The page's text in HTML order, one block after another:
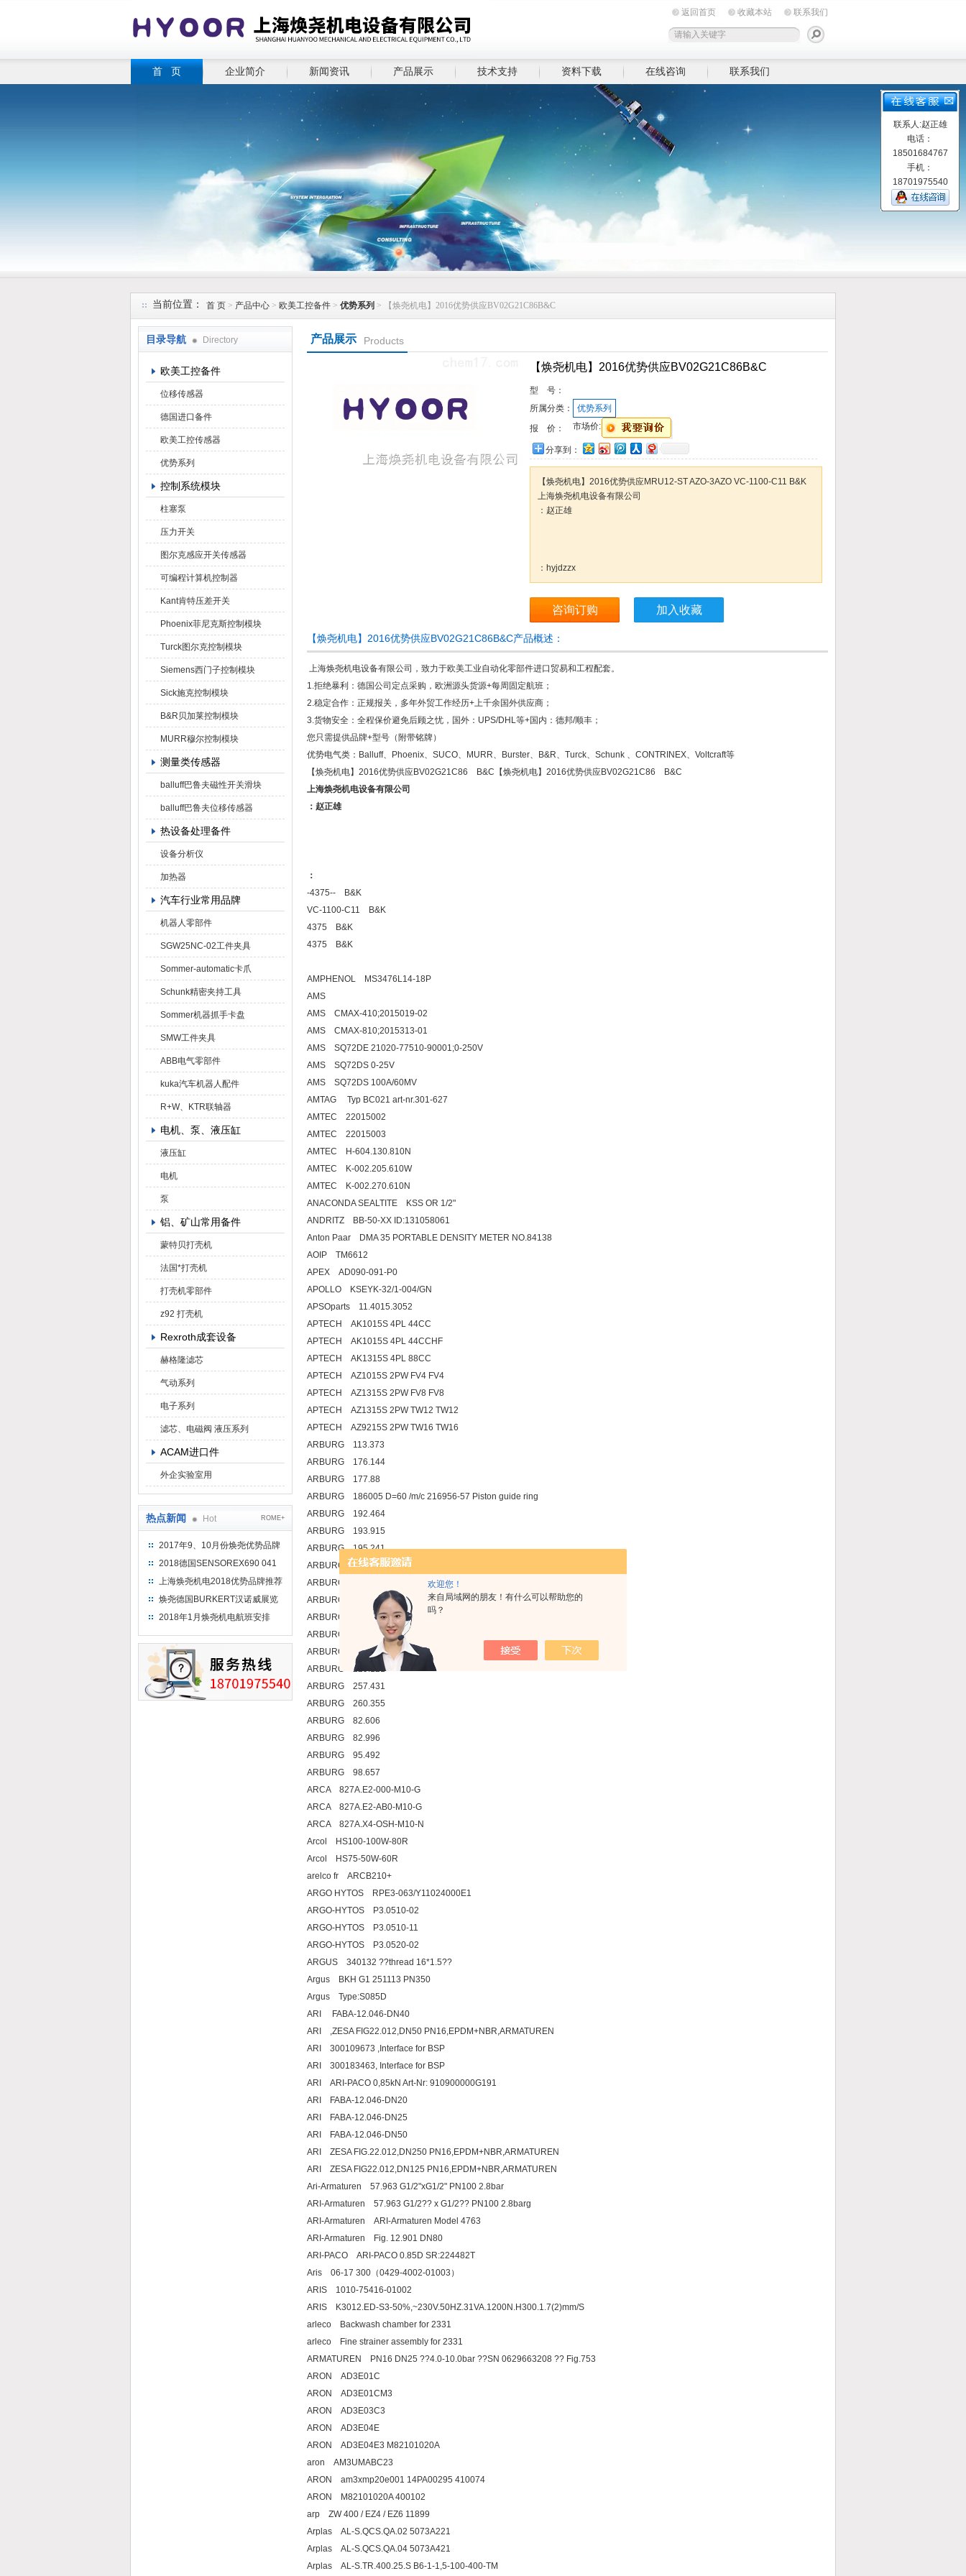
欢迎您！
来自局域网的朋友！有什么可以帮助您的
吗？
返回首页 收藏本站 联系我们
首 页 企业简介 新闻资讯 产品展示 技术支持 资料下载 在线咨询 联系我们
当前位置： 首 页 > 产品中心 > 欧美工控备件 > 优势系列 > 【焕尧机电】2016优势供应BV02G21C86B&C
目录导航 Directory
欧美工控备件
位移传感器
德国进口备件
欧美工控传感器
优势系列
控制系统模块
柱塞泵
压力开关
图尔克感应开关传感器
可编程计算机控制器
Kant肯特压差开关
Phoenix菲尼克斯控制模块
Turck图尔克控制模块
Siemens西门子控制模块
Sick施克控制模块
B&R贝加莱控制模块
MURR穆尔控制模块
测量类传感器
balluff巴鲁夫磁性开关滑块
balluff巴鲁夫位移传感器
热设备处理备件
设备分析仪
加热器
汽车行业常用品牌
机器人零部件
SGW25NC-02工件夹具
Sommer-automatic卡爪
Schunk精密夹持工具
Sommer机器抓手卡盘
SMW工件夹具
ABB电气零部件
kuka汽车机器人配件
R+W、KTR联轴器
电机、泵、液压缸
液压缸
电机
泵
铝、矿山常用备件
蒙特贝打壳机
法国*打壳机
打壳机零部件
z92 打壳机
Rexroth成套设备
赫格隆滤芯
气动系列
电子系列
滤芯、电磁阀 液压系列
ACAM进口件
外企实验室用
热点新闻 Hot ROME+
2017年9、10月份焕尧优势品牌
推荐
2018德国SENSOREX690 041
415 D
上海焕尧机电2018优势品牌推荐
焕尧德国BURKERT汉诺威展览
（2018）
2018年1月焕尧机电航班安排
产品展示 Products
【焕尧机电】2016优势供应BV02G21C86B&C
型 号：
所属分类：
优势系列
报 价：
市场价:
分享到：
【焕尧机电】2016优势供应MRU12-ST AZO-3AZO VC-1100-C11 B&K
上海焕尧机电设备有限公司
：赵正雄
：hyjdzzx
咨询订购 加入收藏
【焕尧机电】2016优势供应BV02G21C86B&C产品概述：
上海焕尧机电设备有限公司，致力于欧美工业自动化零部件进口贸易和工程配套。
1.拒绝暴利：德国公司定点采购，欧洲源头货源+每周固定航班；
2.稳定合作：正规报关，多年外贸工作经历+上千余国外供应商；
3.货物安全：全程保价避免后顾之忧，国外：UPS/DHL等+国内：德邦/顺丰；
您只需提供品牌+型号（附带铭牌）
优势电气类：Balluff、Phoenix、SUCO、MURR、Burster、B&R、Turck、Schunk 、CONTRINEX、Voltcraft等
【焕尧机电】2016优势供应BV02G21C86 B&C【焕尧机电】2016优势供应BV02G21C86 B&C
上海焕尧机电设备有限公司
：赵正雄
：
-4375-- B&K
VC-1100-C11 B&K
4375 B&K
4375 B&K
AMPHENOL MS3476L14-18P
AMS
AMS CMAX-410;2015019-02
AMS CMAX-810;2015313-01
AMS SQ72DE 21020-77510-90001;0-250V
AMS SQ72DS 0-25V
AMS SQ72DS 100A/60MV
AMTAG Typ BC021 art-nr.301-627
AMTEC 22015002
AMTEC 22015003
AMTEC H-604.130.810N
AMTEC K-002.205.610W
AMTEC K-002.270.610N
ANACONDA SEALTITE KSS OR 1/2"
ANDRITZ BB-50-XX ID:131058061
Anton Paar DMA 35 PORTABLE DENSITY METER NO.84138
AOIP TM6612
APEX AD090-091-P0
APOLLO KSEYK-32/1-004/GN
APSOparts 11.4015.3052
APTECH AK1015S 4PL 44CC
APTECH AK1015S 4PL 44CCHF
APTECH AK1315S 4PL 88CC
APTECH AZ1015S 2PW FV4 FV4
APTECH AZ1315S 2PW FV8 FV8
APTECH AZ1315S 2PW TW12 TW12
APTECH AZ9215S 2PW TW16 TW16
ARBURG 113.373
ARBURG 176.144
ARBURG 177.88
ARBURG 186005 D=60 /m/c 216956-57 Piston guide ring
ARBURG 192.464
ARBURG 193.915
ARBURG 195.241
ARBURG 213369 External sedling ring D=60
ARBURG 222.871
ARBURG 223.178
ARBURG 223.179
ARBURG 228.427
ARBURG 229.12
ARBURG 229.121
ARBURG 257.431
ARBURG 260.355
ARBURG 82.606
ARBURG 82.996
ARBURG 95.492
ARBURG 98.657
ARCA 827A.E2-000-M10-G
ARCA 827A.E2-AB0-M10-G
ARCA 827A.X4-OSH-M10-N
Arcol HS100-100W-80R
Arcol HS75-50W-60R
arelco fr ARCB210+
ARGO HYTOS RPE3-063/Y11024000E1
ARGO-HYTOS P3.0510-02
ARGO-HYTOS P3.0510-11
ARGO-HYTOS P3.0520-02
ARGUS 340132 ??thread 16*1.5??
Argus BKH G1 251113 PN350
Argus Type:S085D
ARI FABA-12.046-DN40
ARI ,ZESA FIG22.012,DN50 PN16,EPDM+NBR,ARMATUREN
ARI 300109673 ,Interface for BSP
ARI 300183463, Interface for BSP
ARI ARI-PACO 0,85kN Art-Nr: 910900000G191
ARI FABA-12.046-DN20
ARI FABA-12.046-DN25
ARI FABA-12.046-DN50
ARI ZESA FIG.22.012,DN250 PN16,EPDM+NBR,ARMATUREN
ARI ZESA FIG22.012,DN125 PN16,EPDM+NBR,ARMATUREN
Ari-Armaturen 57.963 G1/2"xG1/2" PN100 2.8bar
ARI-Armaturen 57.963 G1/2?? x G1/2?? PN100 2.8barg
ARI-Armaturen ARI-Armaturen Model 4763
ARI-Armaturen Fig. 12.901 DN80
ARI-PACO ARI-PACO 0.85D SR:224482T
Aris 06-17 300（0429-4002-01003）
ARIS 1010-75416-01002
ARIS K3012.ED-S3-50%,~230V.50HZ.31VA.1200N.H300.1.7(2)mm/S
arleco Backwash chamber for 2331
arleco Fine strainer assembly for 2331
ARMATUREN PN16 DN25 ??4.0-10.0bar ??SN 0629663208 ?? Fig.753
ARON AD3E01C
ARON AD3E01CM3
ARON AD3E03C3
ARON AD3E04E
ARON AD3E04E3 M82101020A
aron AM3UMABC23
ARON am3xmp20e001 14PA00295 410074
ARON M82101020A 400102
arp ZW 400 / EZ4 / EZ6 11899
Arplas AL-S.QCS.QA.02 5073A221
Arplas AL-S.QCS.QA.04 5073A421
Arplas AL-S.TR.400.25.S B6-1-1,5-100-400-TM
联系人:赵正雄
电话：
18501684767
手机：
18701975540